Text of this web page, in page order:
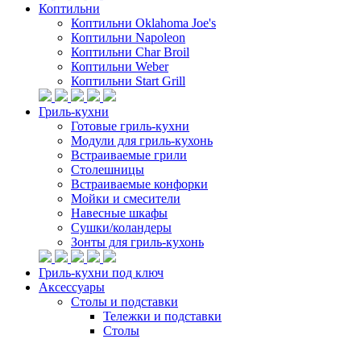
Коптильни
Коптильни Oklahoma Joe's
Коптильни Napoleon
Коптильни Char Broil
Коптильни Weber
Коптильни Start Grill
Гриль-кухни
Готовые гриль-кухни
Модули для гриль-кухонь
Встраиваемые грили
Столешницы
Встраиваемые конфорки
Мойки и смесители
Навесные шкафы
Сушки/коландеры
Зонты для гриль-кухонь
Гриль-кухни под ключ
Аксессуары
Столы и подставки
Тележки и подставки
Столы